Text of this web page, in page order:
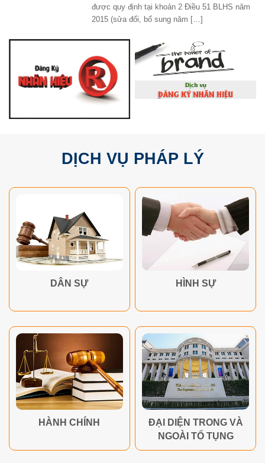
được quy định tại khoản 2 Điều 51 BLHS năm
2015 (sửa đổi, bổ sung năm […]
DỊCH VỤ PHÁP LÝ
DÂN SỰ HÌNH SỰ
HÀNH CHÍNH
ĐẠI DIỆN TRONG VÀ
NGOÀI TỐ TỤNG